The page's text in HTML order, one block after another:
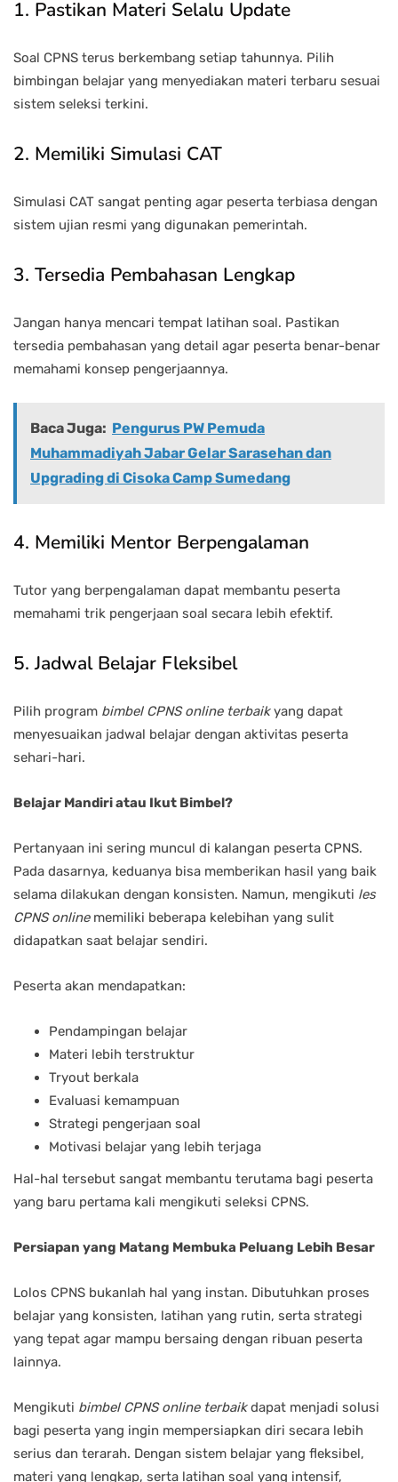
1. Pastikan Materi Selalu Update
Soal CPNS terus berkembang setiap tahunnya. Pilih
bimbingan belajar yang menyediakan materi terbaru sesuai
sistem seleksi terkini.
2. Memiliki Simulasi CAT
Simulasi CAT sangat penting agar peserta terbiasa dengan
sistem ujian resmi yang digunakan pemerintah.
3. Tersedia Pembahasan Lengkap
Jangan hanya mencari tempat latihan soal. Pastikan
tersedia pembahasan yang detail agar peserta benar-benar
memahami konsep pengerjaannya.
Baca Juga: Pengurus PW Pemuda
Muhammadiyah Jabar Gelar Sarasehan dan
Upgrading di Cisoka Camp Sumedang
4. Memiliki Mentor Berpengalaman
Tutor yang berpengalaman dapat membantu peserta
memahami trik pengerjaan soal secara lebih efektif.
5. Jadwal Belajar Fleksibel
Pilih program bimbel CPNS online terbaikyang dapat
menyesuaikan jadwal belajar dengan aktivitas peserta
sehari-hari.
Belajar Mandiri atau Ikut Bimbel?
Pertanyaan ini sering muncul di kalangan peserta CPNS.
Pada dasarnya, keduanya bisa memberikan hasil yang baik
selama dilakukan dengan konsisten. Namun, mengikuti les
CPNS onlinememiliki beberapa kelebihan yang sulit
didapatkan saat belajar sendiri.
Peserta akan mendapatkan:
Pendampingan belajar
Materi lebih terstruktur
Tryout berkala
Evaluasi kemampuan
Strategi pengerjaan soal
Motivasi belajar yang lebih terjaga
Hal-hal tersebut sangat membantu terutama bagi peserta
yang baru pertama kali mengikuti seleksi CPNS.
Persiapan yang Matang Membuka Peluang Lebih Besar
Lolos CPNS bukanlah hal yang instan. Dibutuhkan proses
belajar yang konsisten, latihan yang rutin, serta strategi
yang tepat agar mampu bersaing dengan ribuan peserta
lainnya.
Mengikuti bimbel CPNS online terbaikdapat menjadi solusi
bagi peserta yang ingin mempersiapkan diri secara lebih
serius dan terarah. Dengan sistem belajar yang fleksibel,
materi yang lengkap, serta latihan soal yang intensif,